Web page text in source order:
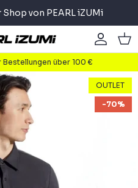
von PEARL iZUMi
über 100 €
OUTLET
-70%